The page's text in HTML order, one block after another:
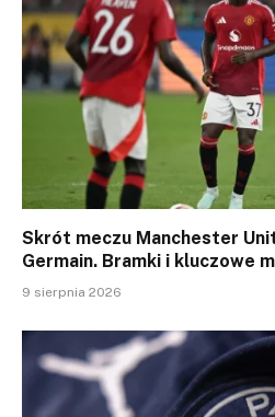
Skrót meczu Manchester
Germain. Bramki i kluczowe
9 sierpnia 2026